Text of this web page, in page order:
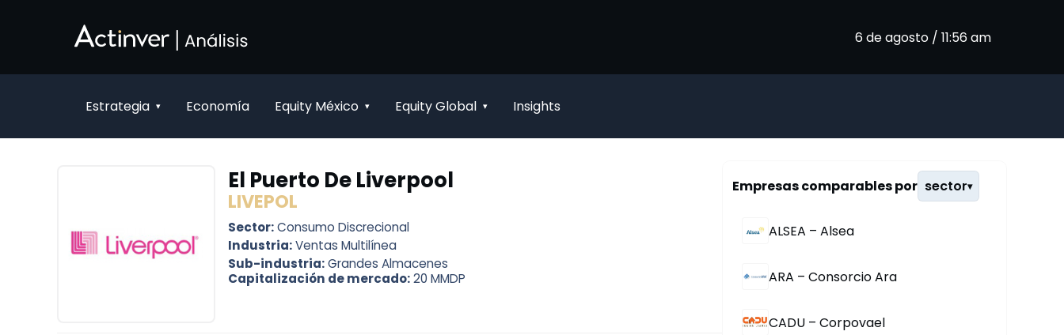
6 de agosto / 11:56 am
Estrategia ▾ Economía Equity México ▾ Equity Global ▾ Insights
El Puerto De Liverpool
LIVEPOL
Sector:Consumo Discrecional
Industria:Ventas Multilínea
Sub-industria:Grandes Almacenes
Capitalización de mercado:20 MMDP
Empresas comparables por sector▾
ALSEA – Alsea
ARA – Consorcio Ara
CADU – Corpovael